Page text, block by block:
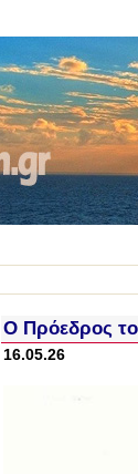
Ο Πρόεδρος
16.05.26